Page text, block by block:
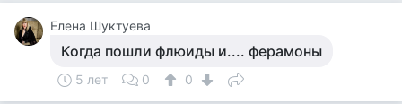
Елена Шуктуева
Когда пошли флюиды и.... ферамоны
5 лет 0 0